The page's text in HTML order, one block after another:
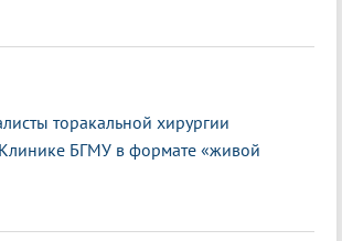
торакальной хирургии
БГМУ в формате «живой